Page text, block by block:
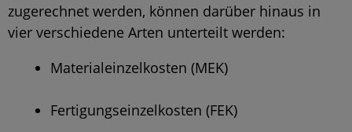
zugerechnet werden, können darüber hinaus in
vier verschiedene Arten unterteilt werden:
Materialeinzelkosten (MEK)
Fertigungseinzelkosten (FEK)